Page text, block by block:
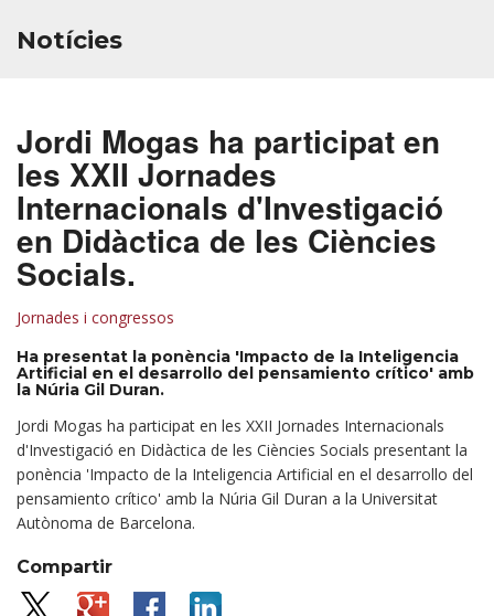
Notícies
Jordi Mogas ha participat en
les XXII Jornades
Internacionals d'Investigació
en Didàctica de les Ciències
Socials.
Jornades i congressos
Ha presentat la ponència 'Impacto de la Inteligencia
Artificial en el desarrollo del pensamiento crítico' amb
la Núria Gil Duran.
Jordi Mogas ha participat en les XXII Jornades Internacionals
d'Investigació en Didàctica de les Ciències Socials presentant la
ponència 'Impacto de la Inteligencia Artificial en el desarrollo del
pensamiento crítico' amb la Núria Gil Duran a la Universitat
Autònoma de Barcelona.
Compartir